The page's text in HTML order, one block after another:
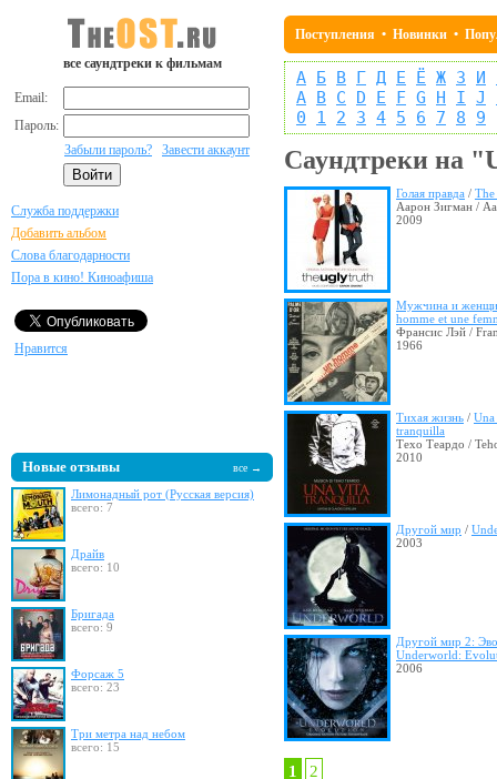
все саундтреки к фильмам
Email:
Пароль:
Забыли пароль?
Завести аккаунт
Служба поддержки
Добавить альбом
Слова благодарности
Пора в кино! Киноафиша
Нравится
Новые отзывы все →
Лимонадный рот (Русская версия)
всего: 7
Драйв
всего: 10
Бригада
всего: 9
Форсаж 5
всего: 23
Три метра над небом
всего: 15
Поступления • Новинки •
А Б В Г Д Е Ё Ж З И
A B C D E F G H I J
0
1 2 3 4 5 6 7 8 9
Саундтреки на
Голая правда /
Аарон Зигман /
2009
Мужчина и
homme et une
Франсис Лэй /
1966
Тихая жизнь /
tranquilla
Техо Теардо /
2010
Другой мир /
2003
Другой мир 2:
Underworld:
2006
1 2